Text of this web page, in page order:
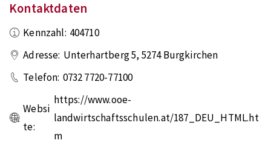
Kontaktdaten
Kennzahl: 404710
Adresse: Unterhartberg 5, 5274 Burgkirchen
Telefon: 0732 7720-77100
Websi
te:
https://www.ooe-
landwirtschaftsschulen.at/187_DEU_HTML.ht
m